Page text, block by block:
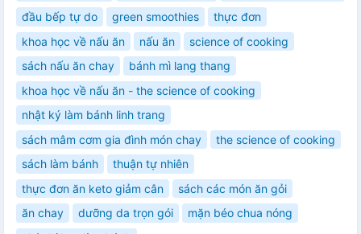
đầu bếp tự do
green smoothies
thực đơn
khoa học về nấu ăn
nấu ăn
science of cooking
sách nấu ăn chay
bánh mì lang thang
khoa học về nấu ăn - the science of cooking
nhật ký làm bánh linh trang
sách mâm cơm gia đình món chay
the science of cooking
sách làm bánh
thuận tự nhiên
thực đơn ăn keto giảm cân
sách các món ăn gỏi
ăn chay
dưỡng da trọn gói
mặn béo chua nóng